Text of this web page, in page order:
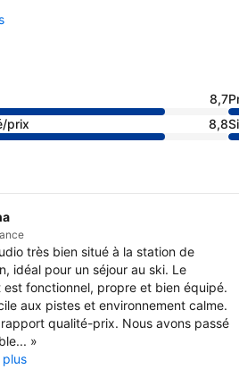
8,7
prix 8,8
très bien situé à la station de
idéal pour un séjour au ski. Le
est fonctionnel, propre et bien équipé.
aux pistes et environnement calme.
qualité-prix. Nous avons passé
»
plus